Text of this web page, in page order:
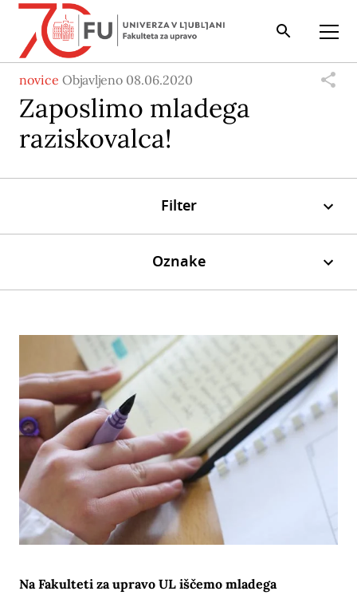
Iskalnik Odpri
novice Objavljeno 08.06.2020
Zaposlimo mladega
raziskovalca!
Filter
Oznake
Na Fakulteti za upravo UL iščemo mladega